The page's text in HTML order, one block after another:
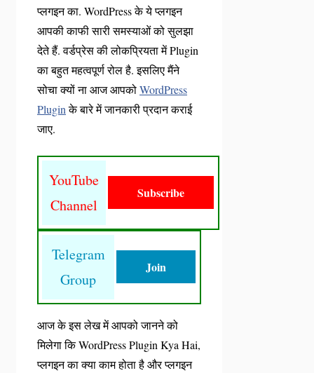
प्लगइन का. WordPress के ये प्लगइन
आपकी काफी सारी समस्याओं को सुलझा
देते हैं. वर्डप्रेस की लोकप्रियता में Plugin
का बहुत महत्वपूर्ण रोल है. इसलिए मैंने
सोचा क्यों ना आज आपकोWordPress
Pluginके बारे में जानकारी प्रदान कराई
जाए.
YouTube
Channel
Subscribe
Telegram
Group
Join
आज के इस लेख में आपको जानने को
मिलेगा कि WordPress Plugin Kya Hai,
प्लगइन का क्या काम होता है और प्लगइन